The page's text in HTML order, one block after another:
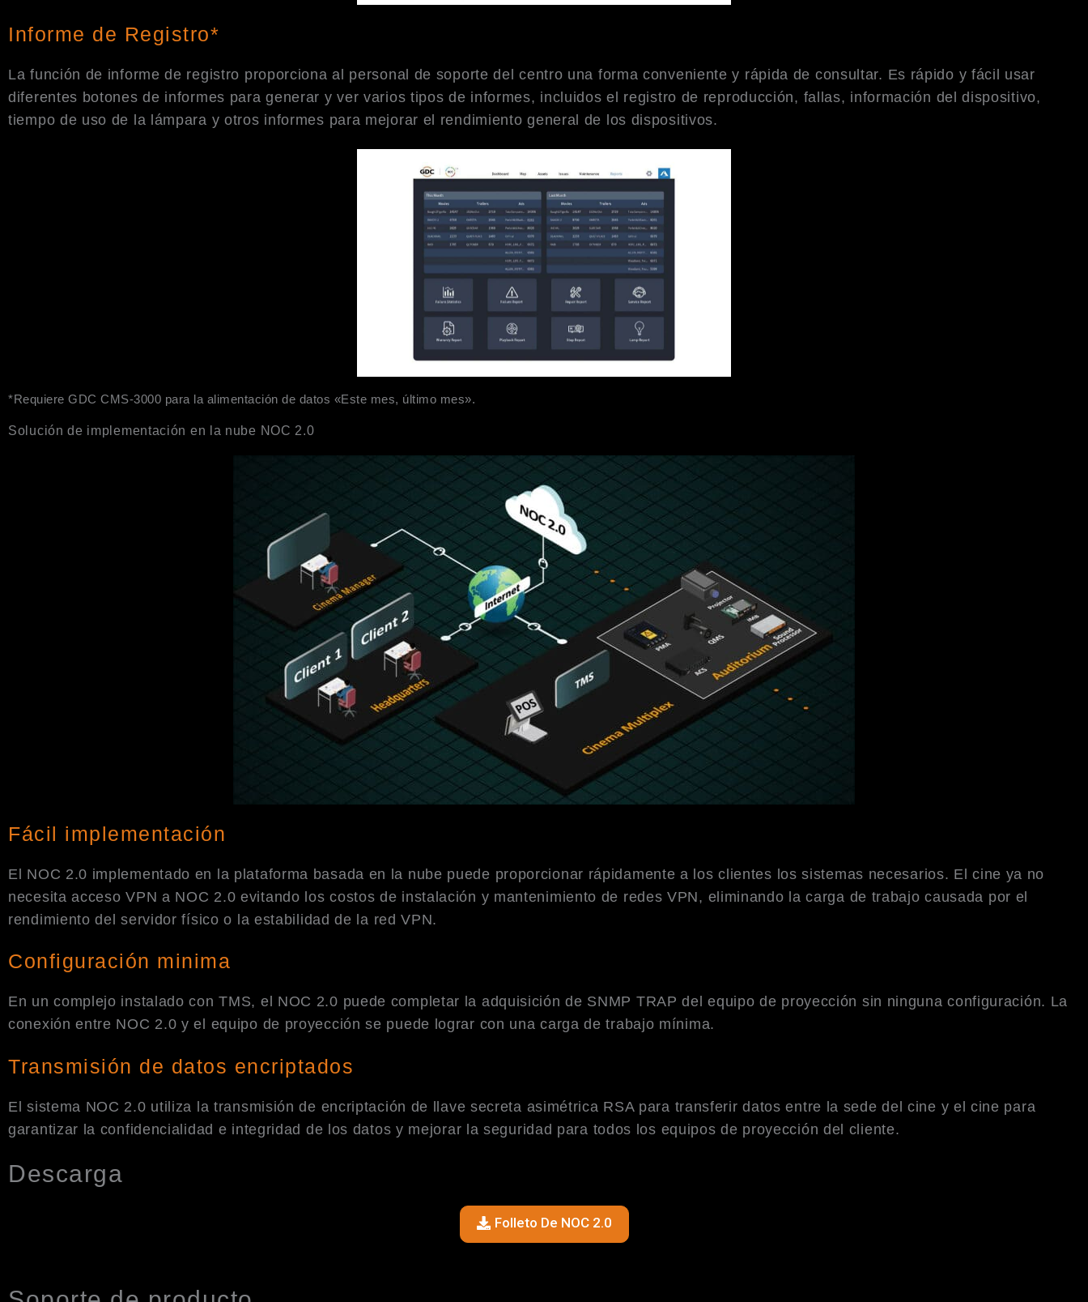
Informe de Registro*
La función de informe de registro proporciona al personal de soporte del centro una forma conveniente y rápida de consultar. Es rápido y fácil usar
diferentes botones de informes para generar y ver varios tipos de informes, incluidos el registro de reproducción, fallas, información del dispositivo,
tiempo de uso de la lámpara y otros informes para mejorar el rendimiento general de los dispositivos.
*Requiere GDC CMS-3000 para la alimentación de datos «Este mes, último mes».
Solución de implementación en la nube NOC 2.0
Fácil implementación
El NOC 2.0 implementado en la plataforma basada en la nube puede proporcionar rápidamente a los clientes los sistemas necesarios. El cine ya no
necesita acceso VPN a NOC 2.0 evitando los costos de instalación y mantenimiento de redes VPN, eliminando la carga de trabajo causada por el
rendimiento del servidor físico o la estabilidad de la red VPN.
Configuración minima
En un complejo instalado con TMS, el NOC 2.0 puede completar la adquisición de SNMP TRAP del equipo de proyección sin ninguna configuración. La
conexión entre NOC 2.0 y el equipo de proyección se puede lograr con una carga de trabajo mínima.
Transmisión de datos encriptados
El sistema NOC 2.0 utiliza la transmisión de encriptación de llave secreta asimétrica RSA para transferir datos entre la sede del cine y el cine para
garantizar la confidencialidad e integridad de los datos y mejorar la seguridad para todos los equipos de proyección del cliente.
Descarga
Folleto De NOC 2.0